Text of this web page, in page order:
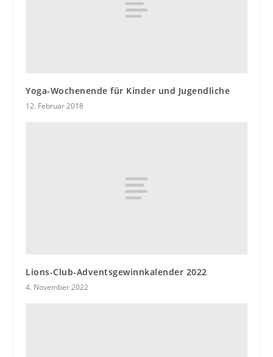
Yoga-Wochenende für Kinder und Jugendliche
12. Februar 2018
Lions-Club-Adventsgewinnkalender 2022
4. November 2022